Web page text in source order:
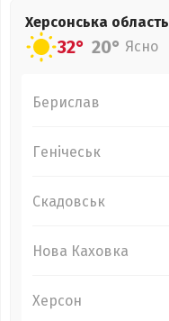
Херсонська область
32° 20° Ясно
Берислав
Генічеськ
Скадовськ
Нова Каховка
Херсон